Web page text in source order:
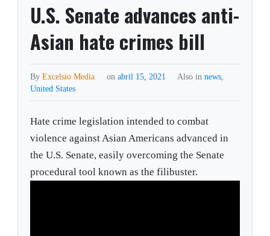
U.S. Senate advances anti-
Asian hate crimes bill
ByExcelsio Media on abril 15, 2021 Also in news,
United States
Hate crime legislation intended to combat
violence against Asian Americans advanced in
the U.S. Senate, easily overcoming the Senate
procedural tool known as the filibuster.